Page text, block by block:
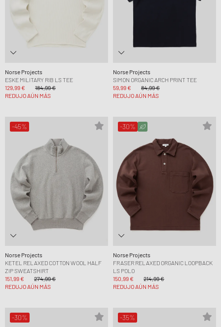
Norse Projects
ESKE MILITARY RIB LS TEE
129,99 €
184,99 €
REDUJO AÚN MÁS
Norse Projects
SIMON ORGANIC ARCH PRINT TEE
59,99 €
84,99 €
REDUJO AÚN MÁS
-45%
Norse Projects
KETEL RELAXED COTTON WOOL HALF
ZIP SWEATSHIRT
151,99 €
274,99 €
REDUJO AÚN MÁS
-30%
Norse Projects
FRASER RELAXED ORGANIC LOOPBACK
LS POLO
150,99 €
214,99 €
REDUJO AÚN MÁS
-30% -35%